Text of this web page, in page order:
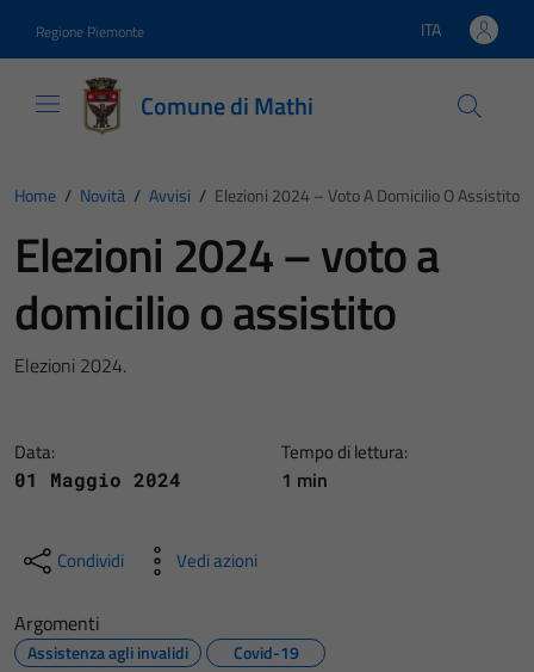
Regione Piemonte Lingua attiva:
ITA
Comune di Mathi
Home / Novità / Avvisi / Elezioni 2024 – Voto A Domicilio O Assistito
Elezioni 2024 – voto a
domicilio o assistito
Elezioni 2024.
Data:
01 Maggio 2024
Tempo di lettura:
1 min
Condividi Vedi azioni
Argomenti
Assistenza agli invalidi Covid-19